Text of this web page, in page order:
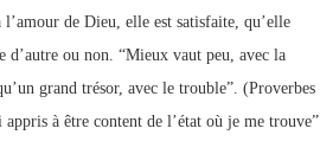
l’amour de Dieu, elle est satisfaite, qu’elle
d’autre ou non. “Mieux vaut peu, avec la
grand trésor, avec le trouble”. (Proverbes
à être content de l’état où je me trouve”